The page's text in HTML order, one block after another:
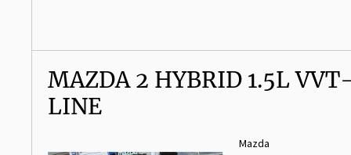
MAZDA 2 HYBRID 1.5L
LINE
Mazda